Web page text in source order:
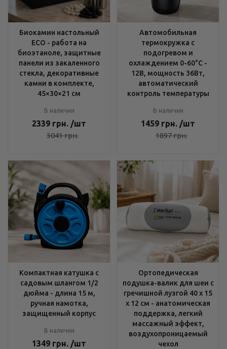
Биокамин настольный
ECO - работа на
биоэтаноле, защитные
панели из закаленного
стекла, декоративные
камни в комплекте,
45×30×21 см
В наличии
2339 грн. /шт
3041грн.
Автомобильная
термокружка с
подогревом и
охлаждением 0-60°C -
12В, мощность 36Вт,
автоматический
контроль температуры
В наличии
1459 грн. /шт
1897грн.
Компактная катушка с
садовым шлангом 1/2
дюйма - длина 15 м,
ручная намотка,
защищенный корпус
В наличии
1349 грн. /шт
Ортопедическая
подушка-валик для шеи с
гречишной лузгой 40 х 15
х 12 см - анатомическая
поддержка, легкий
массажный эффект,
воздухопроницаемый
чехол